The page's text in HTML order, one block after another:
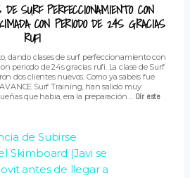
SURF PERFECCIONAMIENTO CON
CON PERIODO DE 24S GRACIAS
RUFI
dando clases de surf perfeccionamiento con
periodo de 24s gracias rufi. La clase de Surf
dos clientes nuevos. Como ya sabeis fue
Surf Training, han salido muy
que habia, era la preparación ... Oír este